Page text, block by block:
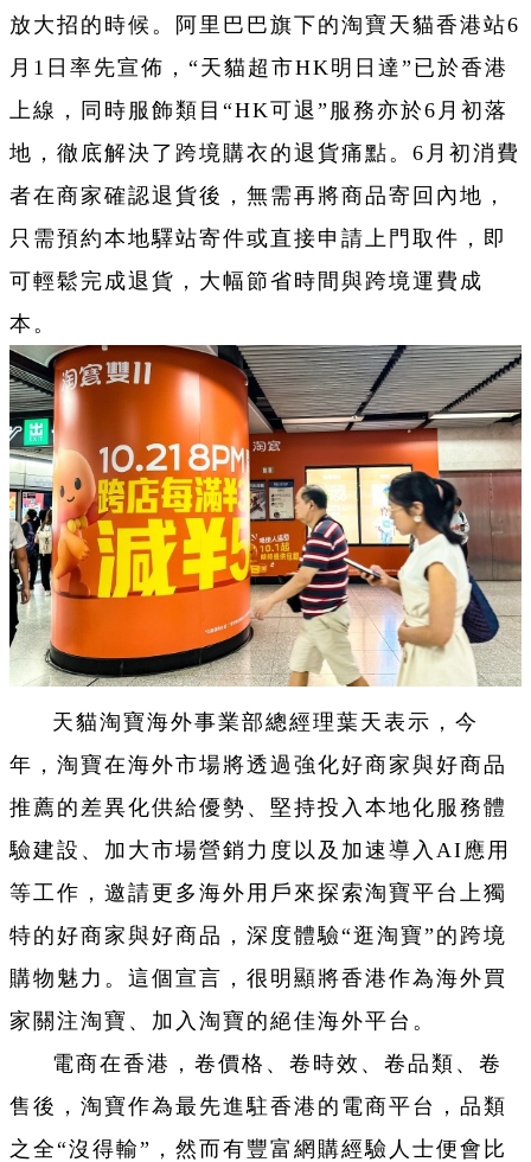
放大招的時候。阿里巴巴旗下的淘寶天貓香港站6
月1日率先宣佈，“天貓超市HK明日達”已於香港
上線，同時服飾類目“HK可退”服務亦於6月初落
地，徹底解決了跨境購衣的退貨痛點。6月初消費
者在商家確認退貨後，無需再將商品寄回內地，
只需預約本地驛站寄件或直接申請上門取件，即
可輕鬆完成退貨，大幅節省時間與跨境運費成
本。
天貓淘寶海外事業部總經理葉天表示，今
年，淘寶在海外市場將透過強化好商家與好商品
推薦的差異化供給優勢、堅持投入本地化服務體
驗建設、加大市場營銷力度以及加速導入AI應用
等工作，邀請更多海外用戶來探索淘寶平台上獨
特的好商家與好商品，深度體驗“逛淘寶”的跨境
購物魅力。這個宣言，很明顯將香港作為海外買
家關注淘寶、加入淘寶的絕佳海外平台。
電商在香港，卷價格、卷時效、卷品類、卷
售後，淘寶作為最先進駐香港的電商平台，品類
之全“沒得輸”，然而有豐富網購經驗人士便會比